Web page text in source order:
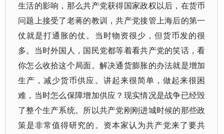
生活的影响，那么共产党获得国家政权以后，在货币
问题上接受了老蒋的教训，共产党接管上海后的第一
仗就是打通胀的仗。当时物资很少，但货币发的很
多。当时外国人，国民党都等着看共产党的笑话，看
你怎么收拾这个局面。解决通货膨胀的办法就是增加
生产，减少货币供应。讲起来很简单，做起来很困
难，当时怎么保障增加供应？现实情况是战争已经毁
了整个生产系统。所以共产党刚刚进城时候的那些政
策是非常值得研究的。资本家认为共产党来了要共